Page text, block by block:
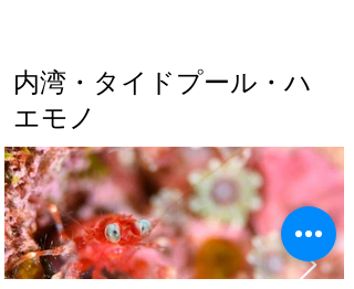
​内湾・タイドプール・ハ
エモノ